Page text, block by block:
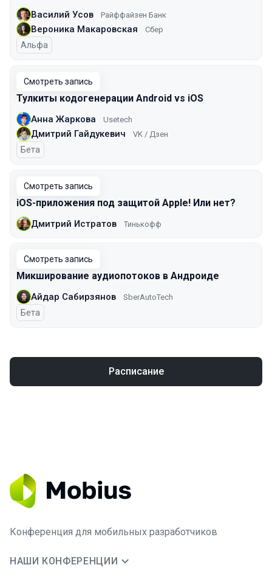
Василий Усов Райффайзен Банк
Вероника Макаровская Сбер
Альфа
Смотреть запись
Тулкиты кодогенерации Android vs iOS
Анна Жаркова Usetech
Дмитрий Гайдукевич VK / Дзен
Бета
Смотреть запись
iOS-приложения под защитой Apple! Или нет?
Дмитрий Истратов Тинькофф
Смотреть запись
Микширование аудиопотоков в Андроиде
Айдар Сабирзянов SberAutoTech
Бета
Расписание
Конференция для мобильных разработчиков
НАШИ КОНФЕРЕНЦИИ